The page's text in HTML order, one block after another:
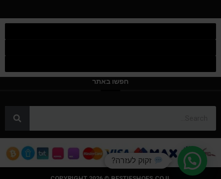
חפשו באתר
זקוק לעזרה?